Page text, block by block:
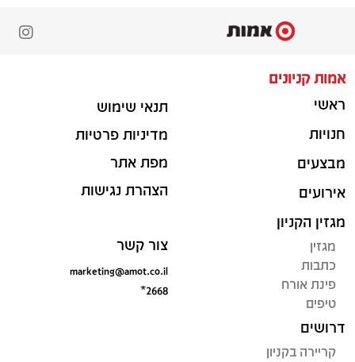
אמות קניונים
ראשי
חנויות
מבצעים
אירועים
מגזין הקניון
מגזין
כתבות
פינת אורח
טיפים
דרושים
קריירה בקניון
תנאי שימוש
מדיניות פרטיות
מפת אתר
הצהרת נגישות
צור קשר
marketing@amot.co.il
*2668